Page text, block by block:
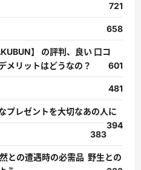
721
658
】 の評判、良い 口コ
メリットはどうなの？
601
481
プレゼントを大切なあの人に
394
383
との遭遇時の必需品 野生との